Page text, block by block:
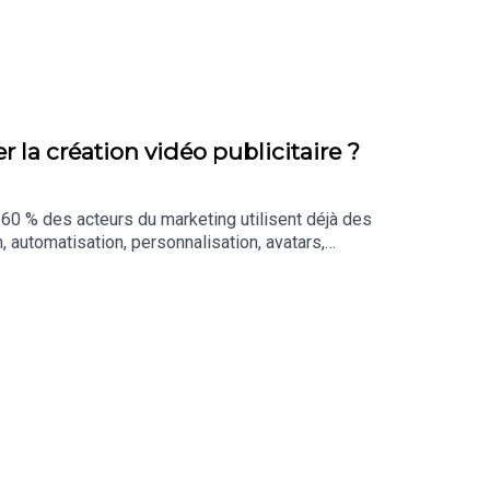
la création vidéo publicitaire ?
% des acteurs du marketing utilisent déjà des
personnalisation, avatars,
cette révolution peut-elle aller ? Parmi les
métiers et les compétences qui évoluent •
en français sous-titré en
sur Minted et THE SOCIETIES